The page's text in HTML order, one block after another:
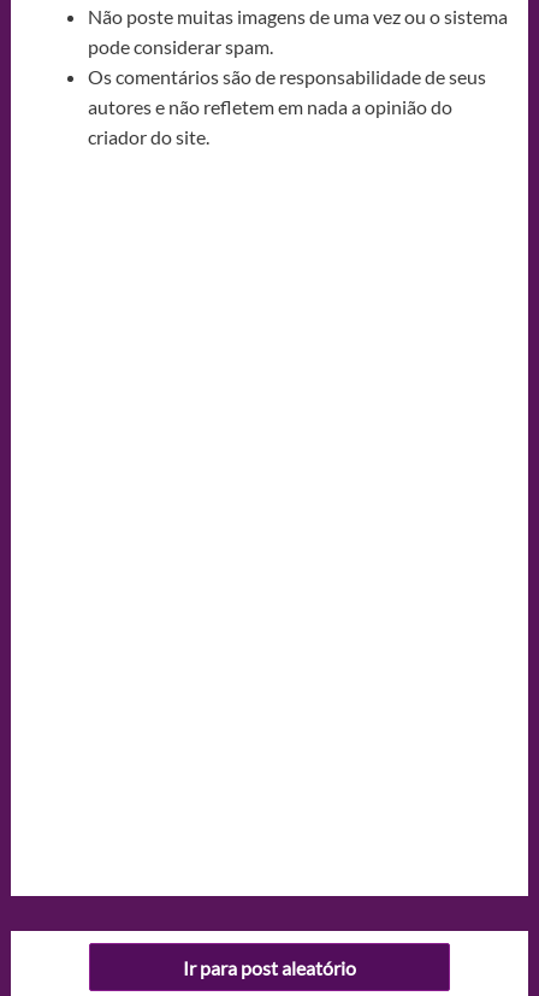
Não poste muitas imagens de uma vez ou o sistema
pode considerar spam.
Os comentários são de responsabilidade de seus
autores e não refletem em nada a opinião do
criador do site.
Ir para post aleatório